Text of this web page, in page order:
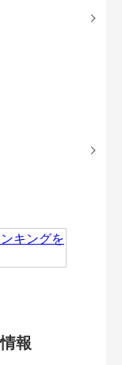
報